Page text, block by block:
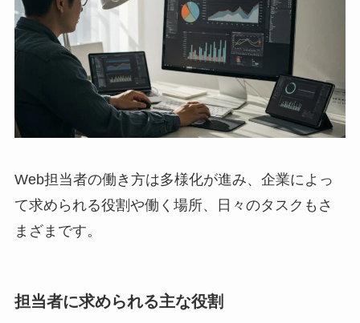
Web担当者の働き方は多様化が進み、企業によっ
て求められる役割や働く場所、日々のタスクもさ
まざまです。
担当者に求められる主な役割